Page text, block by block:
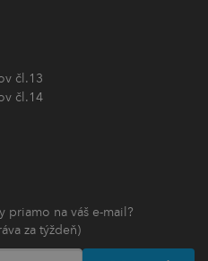
čl.13
čl.14
priamo na váš e-mail?
za týždeň)